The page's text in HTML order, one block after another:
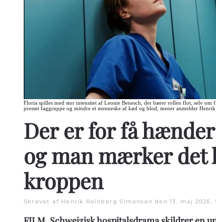
Floria spilles med stor intensitet af Leonie Benesch, der bærer rollen flot, selv om
presset faggruppe og mindre et menneske af kød og blod, mener anmelder Henrik
Der er for få hænder
og man mærker det
kroppen
Skrevet af Henrik Reinberg Simonsen den 13. maj 2026.